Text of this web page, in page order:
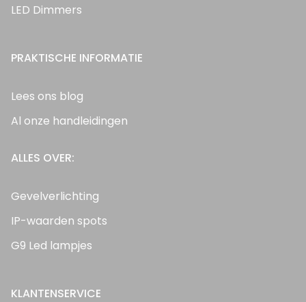
LED Dimmers
PRAKTISCHE INFORMATIE
Lees ons blog
Al onze handleidingen
ALLES OVER:
Gevelverlichting
IP-waarden spots
G9 Led lampjes
KLANTENSERVICE